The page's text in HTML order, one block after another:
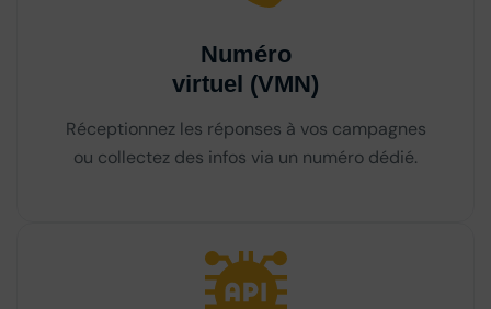
Numéro
virtuel (VMN)
Réceptionnez les réponses à vos campagnes
ou collectez des infos via un numéro dédié.